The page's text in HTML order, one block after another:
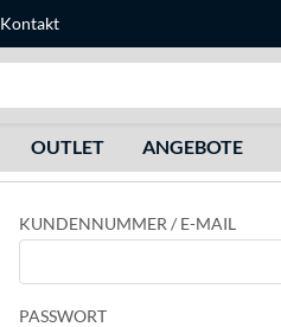
Kontakt
OUTLET ANGEBOTE
KUNDENNUMMER / E-MAIL
PASSWORT